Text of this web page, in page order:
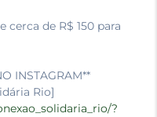
cerca de R$ 150 para
INSTAGRAM**
Rio]
?